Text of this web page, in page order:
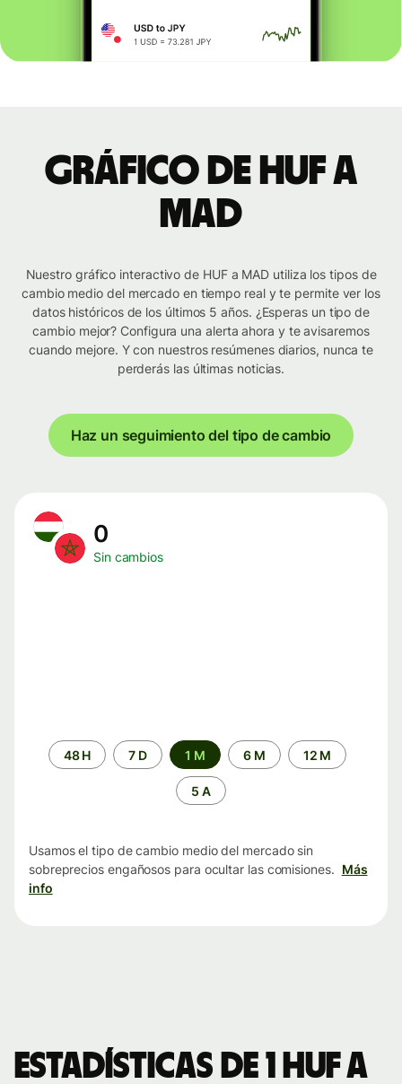
Gráfico de HUF a
MAD
Nuestro gráfico interactivo de HUF a MAD utiliza los tipos de
cambio medio del mercado en tiempo real y te permite ver los
datos históricos de los últimos 5 años. ¿Esperas un tipo de
cambio mejor? Configura una alerta ahora y te avisaremos
cuando mejore. Y con nuestros resúmenes diarios, nunca te
perderás las últimas noticias.
Haz un seguimiento del tipo de cambio
0
Sin cambios
Periodo48 H 7 D 1 M 6 M 12 M
5 A
Usamos el tipo de cambio medio del mercado sin
sobreprecios engañosos para ocultar las comisiones. Más
info
Estadísticas de 1 HUF a